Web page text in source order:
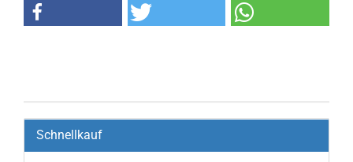
Schnellkauf